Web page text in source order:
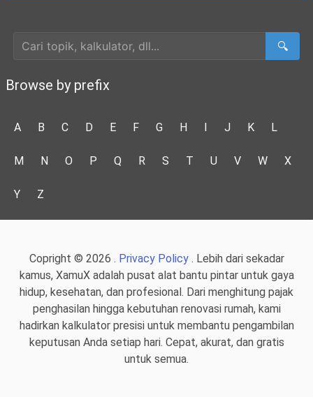
🔍
Browse by prefix
A B C D E F G H I J K L
M N O P Q R S T U V W X
Y Z
Copright © 2026 . Privacy Policy. Lebih dari sekadar
kamus, XamuX adalah pusat alat bantu pintar untuk gaya
hidup, kesehatan, dan profesional. Dari menghitung pajak
penghasilan hingga kebutuhan renovasi rumah, kami
hadirkan kalkulator presisi untuk membantu pengambilan
keputusan Anda setiap hari. Cepat, akurat, dan gratis
untuk semua.